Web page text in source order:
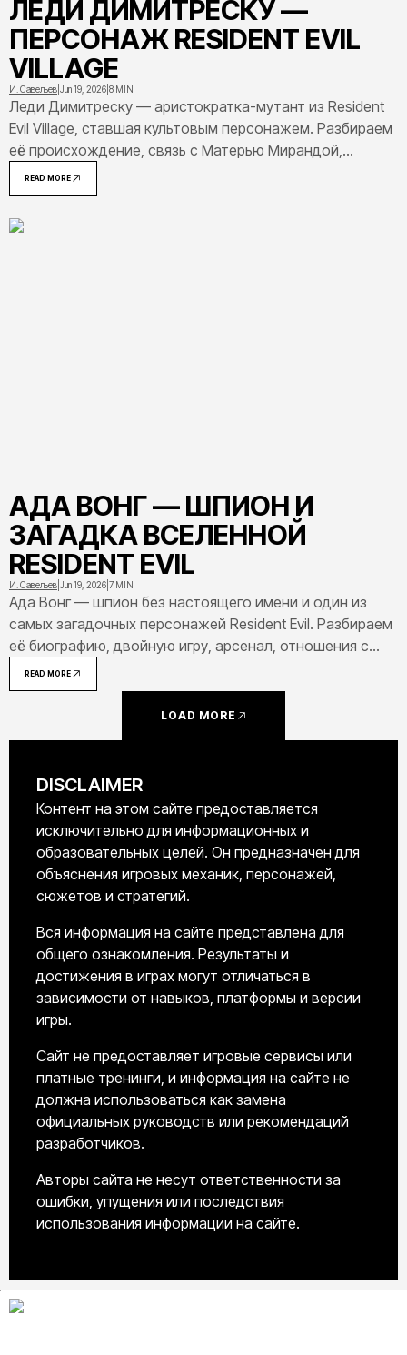
ЛЕДИ ДИМИТРЕСКУ —
ПЕРСОНАЖ RESIDENT EVIL
VILLAGE
И. Савельев Jun 19, 2026 8 MIN
Леди Димитреску — аристократка-мутант из Resident
Evil Village, ставшая культовым персонажем. Разбираем
её происхождение, связь с Матерью Мирандой,
способности, замок и трагическую роль в сюжете.
READ MORE
АДА ВОНГ — ШПИОН И
ЗАГАДКА ВСЕЛЕННОЙ
RESIDENT EVIL
И. Савельев Jun 19, 2026 7 MIN
Ада Вонг — шпион без настоящего имени и один из
самых загадочных персонажей Resident Evil. Разбираем
её биографию, двойную игру, арсенал, отношения с
Леоном и роль в лоре серии.
READ MORE
LOAD MORE
DISCLAIMER
Контент на этом сайте предоставляется
исключительно для информационных и
образовательных целей. Он предназначен для
объяснения игровых механик, персонажей,
сюжетов и стратегий.
Вся информация на сайте представлена для
общего ознакомления. Результаты и
достижения в играх могут отличаться в
зависимости от навыков, платформы и версии
игры.
Сайт не предоставляет игровые сервисы или
платные тренинги, и информация на сайте не
должна использоваться как замена
официальных руководств или рекомендаций
разработчиков.
Авторы сайта не несут ответственности за
ошибки, упущения или последствия
использования информации на сайте.